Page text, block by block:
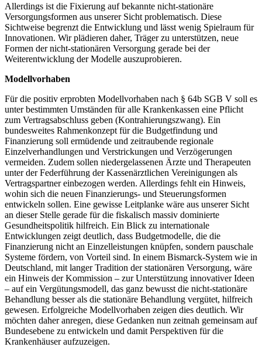
Allerdings ist die Fixierung auf bekannte nicht-stationäre
Versorgungsformen aus unserer Sicht problematisch. Diese
Sichtweise begrenzt die Entwicklung und lässt wenig Spielraum für
Innovationen. Wir plädieren daher, Träger zu unterstützen, neue
Formen der nicht-stationären Versorgung gerade bei der
Weiterentwicklung der Modelle auszuprobieren.
Modellvorhaben
Für die positiv erprobten Modellvorhaben nach § 64b SGB V soll es
unter bestimmten Umständen für alle Krankenkassen eine Pflicht
zum Vertragsabschluss geben (Kontrahierungszwang). Ein
bundesweites Rahmenkonzept für die Budgetfindung und
Finanzierung soll ermüdende und zeitraubende regionale
Einzelverhandlungen und Verstrickungen und Verzögerungen
vermeiden. Zudem sollen niedergelassenen Ärzte und Therapeuten
unter der Federführung der Kassenärztlichen Vereinigungen als
Vertragspartner einbezogen werden. Allerdings fehlt ein Hinweis,
wohin sich die neuen Finanzierungs- und Steuerungsformen
entwickeln sollen. Eine gewisse Leitplanke wäre aus unserer Sicht
an dieser Stelle gerade für die fiskalisch massiv dominierte
Gesundheitspolitik hilfreich. Ein Blick zu internationale
Entwicklungen zeigt deutlich, dass Budgetmodelle, die die
Finanzierung nicht an Einzelleistungen knüpfen, sondern pauschale
Systeme fördern, von Vorteil sind. In einem Bismarck-System wie in
Deutschland, mit langer Tradition der stationären Versorgung, wäre
ein Hinweis der Kommission – zur Unterstützung innovativer Ideen
– auf ein Vergütungsmodell, das ganz bewusst die nicht-stationäre
Behandlung besser als die stationäre Behandlung vergütet, hilfreich
gewesen. Erfolgreiche Modellvorhaben zeigen dies deutlich. Wir
möchten daher anregen, diese Gedanken nun zeitnah gemeinsam auf
Bundesebene zu entwickeln und damit Perspektiven für die
Krankenhäuser aufzuzeigen.